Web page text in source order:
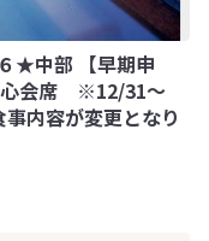
★中部 【早期申
心会席 ※12/31～
内容が変更となり